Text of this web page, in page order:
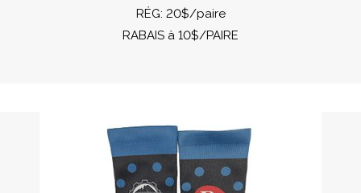
RÉG: 20$/paire
RABAIS à 10$/PAIRE